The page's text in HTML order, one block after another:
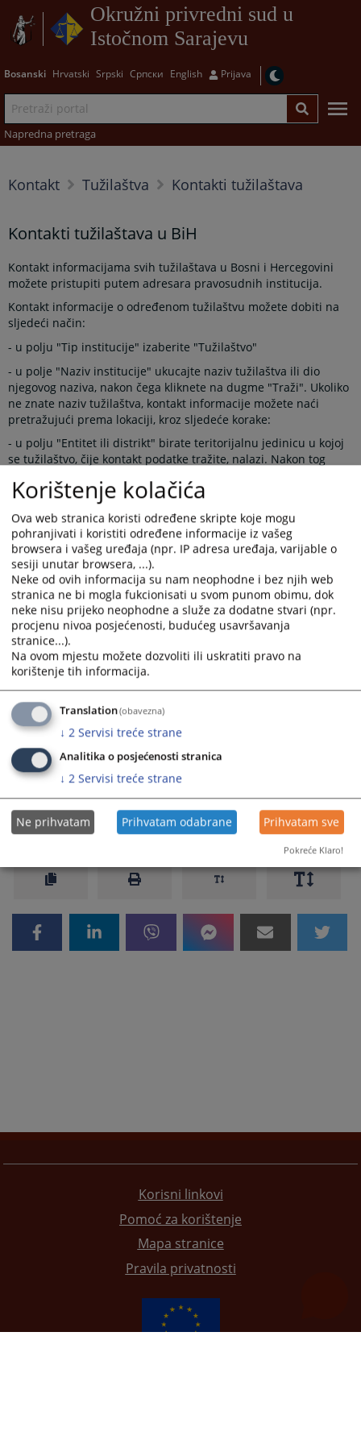
Okružni privredni sud u
Istočnom Sarajevu
Bosanski Hrvatski Srpski Српски English Prijava
Napredna pretraga
Kontakt Tužilaštva Kontakti tužilaštava
Kontakti tužilaštava u BiH
Kontakt informacijama svih tužilaštava u Bosni i Hercegovini
možete pristupiti putem adresara pravosudnih institucija.
Kontakt informacije o određenom tužilaštvu možete dobiti na
sljedeći način:
- u polju "Tip institucije" izaberite "Tužilaštvo"
- u polje "Naziv institucije" ukucajte naziv tužilaštva ili dio
njegovog naziva, nakon čega kliknete na dugme "Traži". Ukoliko
ne znate naziv tužilaštva, kontakt informacije možete naći
pretražujući prema lokaciji, kroz sljedeće korake:
- u polju "Entitet ili distrikt" birate teritorijalnu jedinicu u kojoj
se tužilaštvo, čije kontakt podatke tražite, nalazi. Nakon tog
izabrati lokaciju na kojoj se tužilaštvo nalazi i zatim kliknuti
Nakon ove akcije dobićete jedno ili više tužilaštava koje
odgovaraju uslovima pretrage.
Podaci adresara pravosudnih institucija se održavaju
centralizovano. Ukoliko imate saznanja o promjeni kontakt
podataka za institucije iz adresara, molimo kontaktirajte Web
uredništvo putem adrese:weburednistvo@pravosudje.ba
Adresar je dostupan putem linka prikazanog u okviru desnog
menija.
Prikazana vijest je na: Bosanski jezik
Linkovi
Adresar pravosudnih institucija
11224PREGLEDA
Korisni linkovi
Pomoć za korištenje
Mapa stranice
Pravila privatnosti
Korištenje kolačića
Ova web stranica koristi određene skripte koje mogu
pohranjivati i koristiti određene informacije iz vašeg
browsera i vašeg uređaja (npr. IP adresa uređaja, varijable o
sesiji unutar browsera, ...).
Neke od ovih informacija su nam neophodne i bez njih web
stranica ne bi mogla fukcionisati u svom punom obimu, dok
neke nisu prijeko neophodne a služe za dodatne stvari (npr.
procjenu nivoa posjećenosti, budućeg usavršavanja
stranice...).
Na ovom mjestu možete dozvoliti ili uskratiti pravo na
korištenje tih informacija.
Translation(obavezna)
↓ 2 Servisi treće strane
Analitika o posjećenosti stranica
↓ 2 Servisi treće strane
Ne prihvatam Prihvatam odabrane Prihvatam sve
Pokreće Klaro!